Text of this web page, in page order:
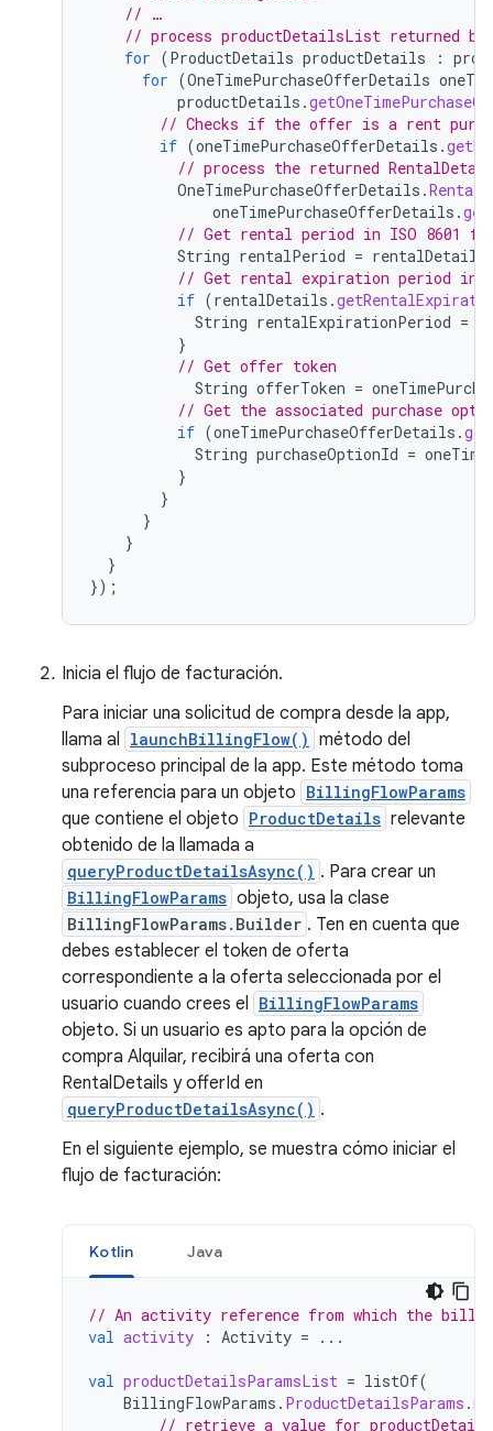
// …
// process productDetailsList returned by
for (ProductDetails productDetails :
for (OneTimePurchaseOfferDetails
productDetails .
// Checks if the offer is a rent
if (oneTimePurchaseOfferDetails .
// process the returned
OneTimePurchaseOfferDetails .
oneTimePurchaseOfferDetails .
// Get rental period in ISO 8601
String rentalPeriod = rentalDetails
// Get rental expiration period in
if (rentalDetails .
String rentalExpirationPeriod =
}
// Get offer token
String offerToken =
// Get the associated purchase
if (oneTimePurchaseOfferDetails .
String purchaseOptionId =
}
}
}
}
}
});
Inicia el flujo de facturación.
Para iniciar una solicitud de compra desde la app,
llama al launchBillingFlow() método del
subproceso principal de la app. Este método toma
una referencia para un objeto BillingFlowParams
que contiene el objeto ProductDetails relevante
obtenido de la llamada a
queryProductDetailsAsync() . Para crear un
BillingFlowParams objeto, usa la clase
BillingFlowParams.Builder . Ten en cuenta que
debes establecer el token de oferta
correspondiente a la oferta seleccionada por el
usuario cuando crees el BillingFlowParams
objeto. Si un usuario es apto para la opción de
compra Alquilar, recibirá una oferta con
RentalDetails y offerId en
queryProductDetailsAsync() .
En el siguiente ejemplo, se muestra cómo iniciar el
flujo de facturación:
Kotlin Java
// An activity reference from which the
val activity : Activity = ...
val productDetailsParamsList = listOf(
BillingFlowParams . ProductDetailsParams .
// retrieve a value for